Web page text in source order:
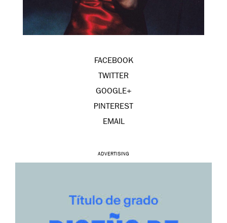
FACEBOOK
TWITTER
GOOGLE+
PINTEREST
EMAIL
ADVERTISING